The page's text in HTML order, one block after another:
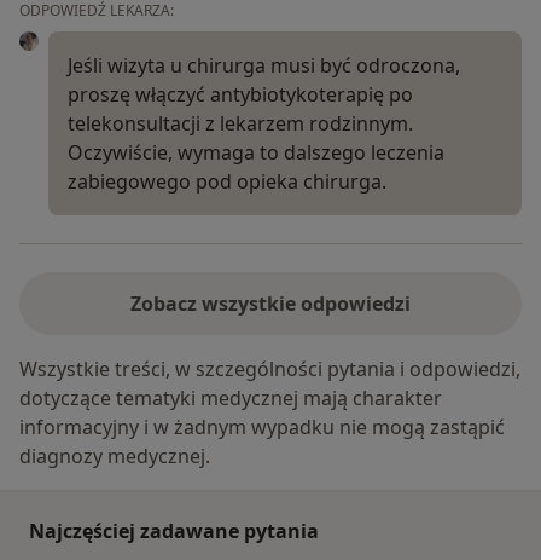
ODPOWIEDŹ LEKARZA:
Jeśli wizyta u chirurga musi być odroczona,
proszę włączyć antybiotykoterapię po
telekonsultacji z lekarzem rodzinnym.
Oczywiście, wymaga to dalszego leczenia
zabiegowego pod opieka chirurga.
Zobacz wszystkie odpowiedzi
Wszystkie treści, w szczególności pytania i odpowiedzi,
dotyczące tematyki medycznej mają charakter
informacyjny i w żadnym wypadku nie mogą zastąpić
diagnozy medycznej.
Najczęściej zadawane pytania